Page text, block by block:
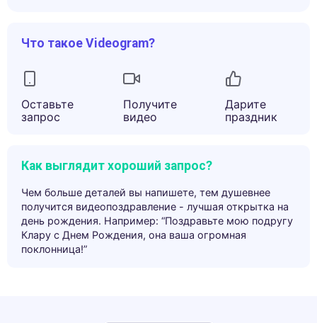
Что такое Videogram?
Оставьте
запрос
Получите
видео
Дарите
праздник
Как выглядит хороший запрос?
Чем больше деталей вы напишете, тем душевнее
получится видеопоздравление - лучшая открытка на
день рождения. Например: “Поздравьте мою подругу
Клару с Днем Рождения, она ваша огромная
поклонница!”